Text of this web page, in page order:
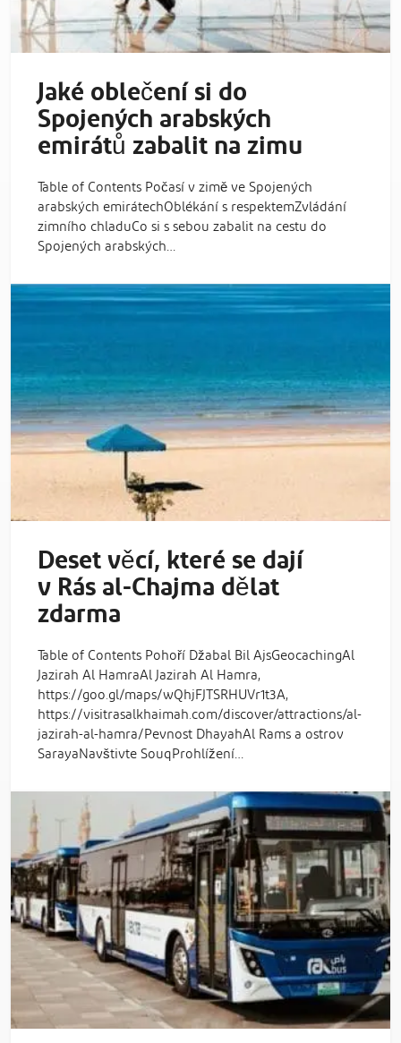
Jaké oblečení si do
Spojených arabských
emirátů zabalit na zimu
Table of Contents Počasí v zimě ve Spojených
arabských emirátechOblékání s respektemZvládání
zimního chladuCo si s sebou zabalit na cestu do
Spojených arabských…
Deset věcí, které se dají
v Rás al-Chajma dělat
zdarma
Table of Contents Pohoří Džabal Bil AjsGeocachingAl
Jazirah Al HamraAl Jazirah Al Hamra,
https://goo.gl/maps/wQhjFJTSRHUVr1t3A,
https://visitrasalkhaimah.com/discover/attractions/al-
jazirah-al-hamra/Pevnost DhayahAl Rams a ostrov
SarayaNavštivte SouqProhlížení…